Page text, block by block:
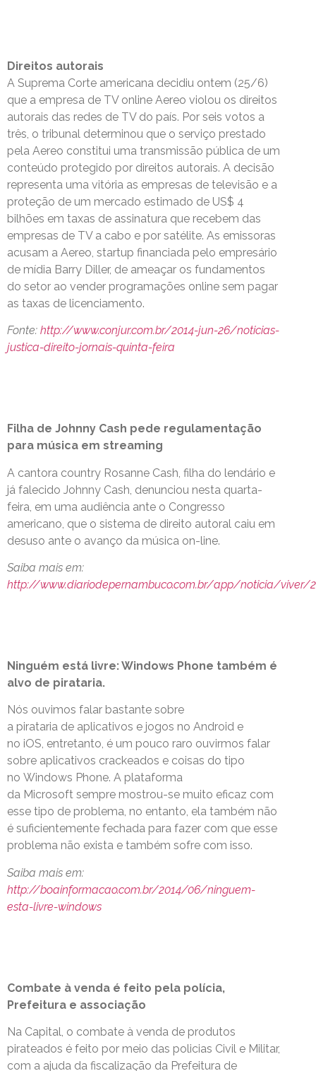
Direitos autorais
A Suprema Corte americana decidiu ontem (25/6)
que a empresa de TV online Aereo violou os direitos
autorais das redes de TV do país. Por seis votos a
três, o tribunal determinou que o serviço prestado
pela Aereo constitui uma transmissão pública de um
conteúdo protegido por direitos autorais. A decisão
representa uma vitória as empresas de televisão e a
proteção de um mercado estimado de US$ 4
bilhões em taxas de assinatura que recebem das
empresas de TV a cabo e por satélite. As emissoras
acusam a Aereo, startup financiada pelo empresário
de mídia Barry Diller, de ameaçar os fundamentos
do setor ao vender programações online sem pagar
as taxas de licenciamento.
Fonte: http://www.conjur.com.br/2014-jun-26/noticias-
justica-direito-jornais-quinta-feira
Filha de Johnny Cash pede regulamentação
para música em streaming
A cantora country Rosanne Cash, filha do lendário e
já falecido Johnny Cash, denunciou nesta quarta-
feira, em uma audiência ante o Congresso
americano, que o sistema de direito autoral caiu em
desuso ante o avanço da música on-line.
Saiba mais em:
http://www.diariodepernambuco.com.br/app/noticia/viver/
Ninguém está livre: Windows Phone também é
alvo de pirataria.
Nós ouvimos falar bastante sobre
a pirataria de aplicativos e jogos no Android e
no iOS, entretanto, é um pouco raro ouvirmos falar
sobre aplicativos crackeados e coisas do tipo
no Windows Phone. A plataforma
da Microsoft sempre mostrou-se muito eficaz com
esse tipo de problema, no entanto, ela também não
é suficientemente fechada para fazer com que esse
problema não exista e também sofre com isso.
Saiba mais em:
http://boainformacao.com.br/2014/06/ninguem-
esta-livre-windows
Combate à venda é feito pela polícia,
Prefeitura e associação
Na Capital, o combate à venda de produtos
pirateados é feito por meio das policias Civil e Militar,
com a ajuda da fiscalização da Prefeitura de